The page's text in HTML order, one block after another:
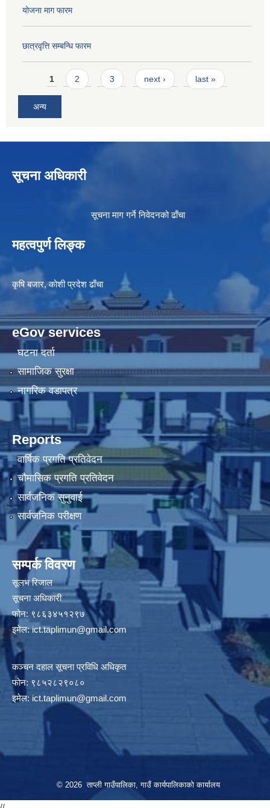
योजना माग फारम
छात्रवृत्ति सम्बन्धि फारम
Pages
1 2 3 next › last »
अन्य
सूचना अधिकारी
सूचना माग गर्ने निवेदनको ढाँचा
महत्वपुर्ण लिङ्क
कृषि बजार, कोशी प्रदेश ढाँचा
eGov services
घटना दर्ता
सामाजिक सुरक्षा
नागरिक वडापत्र
Reports
वार्षिक प्रगति प्रतिवेदन
चौमासिक प्रगति प्रतिवेदन
सार्वजनिक सुनुवाई
सार्वजनिक परीक्षण
सम्पर्क विवरण
सूलभ रिजाल
सूचना अधिकारी
फोन: ९८६३४५१२९७
इमेल:ict.taplimun@gmail.com
कञ्‍चन दहाल सूचना प्रविधि अधिकृत
फोन: ९८५२८२९०८०
इमेल: ict.taplimun@gmail.com
© 2026 ताप्ली गाउँपालिका, गाउँ कार्यपालिकाको कार्यालय